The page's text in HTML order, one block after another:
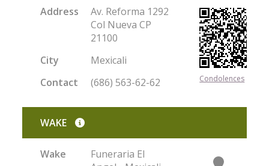
Address
Av. Reforma 1292
Col Nueva CP
21100
City
Mexicali
Contact
(686) 563-62-62 Condolences
WAKE
Wake
Funeraria El